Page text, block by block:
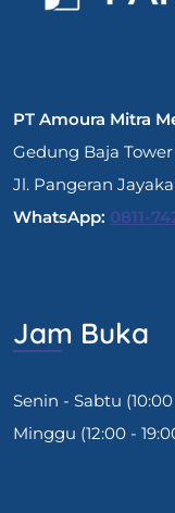
PT Amoura Mitra
Gedung Baja Tower
Jl. Pangeran
WhatsApp: 0811-
Jam Buka
Senin - Sabtu (10:00
Minggu (12:00 -